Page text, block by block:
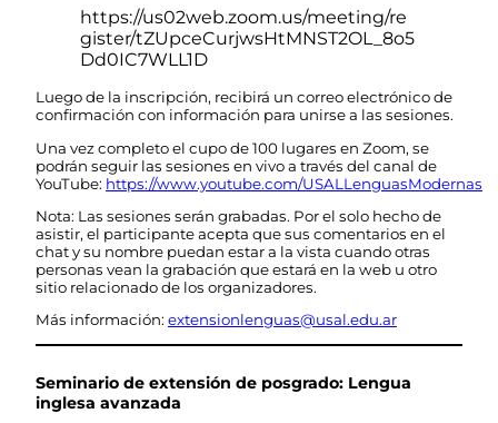
https://us02web.zoom.us/meeting/re
gister/tZUpceCurjwsHtMNST2OL_8o5
Dd0IC7WLL1D
Luego de la inscripción, recibirá un correo electrónico de
confirmación con información para unirse a las sesiones.
Una vez completo el cupo de 100 lugares en Zoom, se
podrán seguir las sesiones en vivo a través del canal de
YouTube: https://www.youtube.com/USALLenguasModernas
Nota: Las sesiones serán grabadas. Por el solo hecho de
asistir, el participante acepta que sus comentarios en el
chat y su nombre puedan estar a la vista cuando otras
personas vean la grabación que estará en la web u otro
sitio relacionado de los organizadores.
Más información: extensionlenguas@usal.edu.ar
Seminario de extensión de posgrado: Lengua
inglesa avanzada